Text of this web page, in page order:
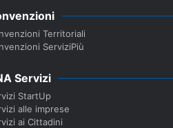
Territoriali
ServiziPiù
Servizi
StartUp
alle imprese
ai Cittadini